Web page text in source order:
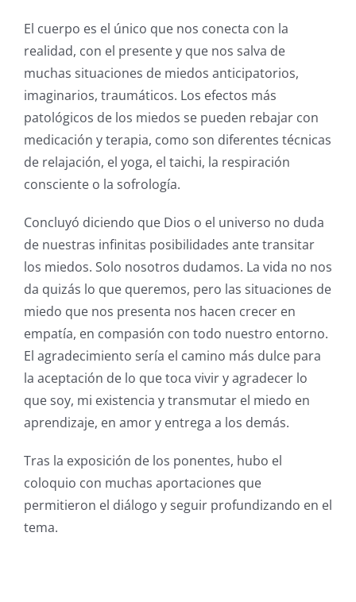
El cuerpo es el único que nos conecta con la
realidad, con el presente y que nos salva de
muchas situaciones de miedos anticipatorios,
imaginarios, traumáticos. Los efectos más
patológicos de los miedos se pueden rebajar con
medicación y terapia, como son diferentes técnicas
de relajación, el yoga, el taichi, la respiración
consciente o la sofrología.
Concluyó diciendo que Dios o el universo no duda
de nuestras infinitas posibilidades ante transitar
los miedos. Solo nosotros dudamos. La vida no nos
da quizás lo que queremos, pero las situaciones de
miedo que nos presenta nos hacen crecer en
empatía, en compasión con todo nuestro entorno.
El agradecimiento sería el camino más dulce para
la aceptación de lo que toca vivir y agradecer lo
que soy, mi existencia y transmutar el miedo en
aprendizaje, en amor y entrega a los demás.
Tras la exposición de los ponentes, hubo el
coloquio con muchas aportaciones que
permitieron el diálogo y seguir profundizando en el
tema.